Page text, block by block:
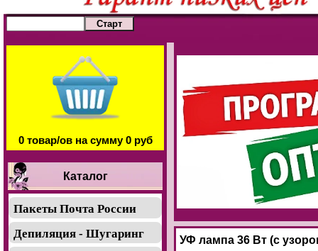
0 товар/ов на сумму 0 руб
Каталог
Пакеты Почта России
Депиляция - Шугаринг
УФ лампа 36 Вт (с